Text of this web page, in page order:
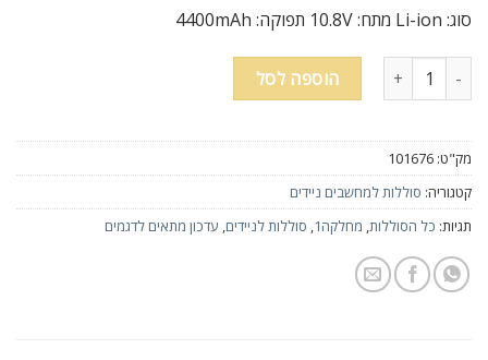
סוג: Li-ion מתח: 10.8V תפוקה: 4400mAh
כמות של סוללה חליפית 6 תאים למחשב נייד FUJITSU-SIEMENS Amilo Li3710 Li3910 Li3560 Pi3560 Pi3660 SQU-809-F01הוספה לסל
מק"ט: 101676
קטגוריה: סוללות למחשבים ניידים
תגיות: כל הסוללות, מחלקה1 , סוללות לניידים, עדכון מתאים לדגמים